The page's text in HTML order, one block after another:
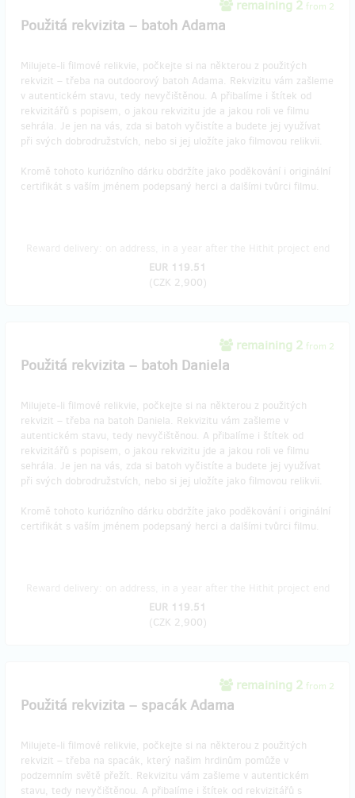
remaining 2 from 2
Použitá rekvizita – batoh Adama
Milujete-li filmové relikvie, počkejte si na některou z použitých
rekvizit – třeba na outdoorový batoh Adama. Rekvizitu vám zašleme
v autentickém stavu, tedy nevyčištěnou. A přibalíme i štítek od
rekvizitářů s popisem, o jakou rekvizitu jde a jakou roli ve filmu
sehrála. Je jen na vás, zda si batoh vyčistíte a budete jej využívat
při svých dobrodružstvích, nebo si jej uložíte jako filmovou relikvii.
Kromě tohoto kuriózního dárku obdržíte jako poděkování i originální
certifikát s vaším jménem podepsaný herci a dalšími tvůrci filmu.
EUR 119.51
(CZK 2,900)
remaining 2 from 2
Použitá rekvizita – batoh Daniela
Milujete-li filmové relikvie, počkejte si na některou z použitých
rekvizit – třeba na batoh Daniela. Rekvizitu vám zašleme v
autentickém stavu, tedy nevyčištěnou. A přibalíme i štítek od
rekvizitářů s popisem, o jakou rekvizitu jde a jakou roli ve filmu
sehrála. Je jen na vás, zda si batoh vyčistíte a budete jej využívat
při svých dobrodružstvích, nebo si jej uložíte jako filmovou relikvii.
Kromě tohoto kuriózního dárku obdržíte jako poděkování i originální
certifikát s vaším jménem podepsaný herci a dalšími tvůrci filmu.
EUR 119.51
(CZK 2,900)
remaining 2 from 2
Použitá rekvizita – spacák Adama
Milujete-li filmové relikvie, počkejte si na některou z použitých
rekvizit – třeba na spacák, který našim hrdinům pomůže v
podzemním světě přežít. Rekvizitu vám zašleme v autentickém
stavu, tedy nevyčištěnou. A přibalíme i štítek od rekvizitářů s